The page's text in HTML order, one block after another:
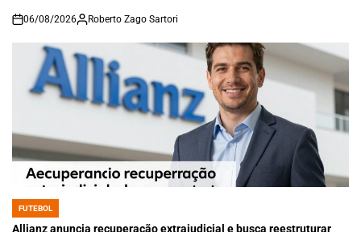
on
06/08/2026 Roberto Zago Sartori
POSTED
IN
FUTEBOL
Allianz anuncia recuperação extrajudicial e busca reestruturar